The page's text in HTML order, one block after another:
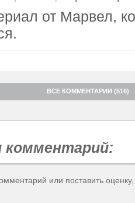
от Марвел,
ВСЕ КОММЕНТАРИИ (516)
или поставить